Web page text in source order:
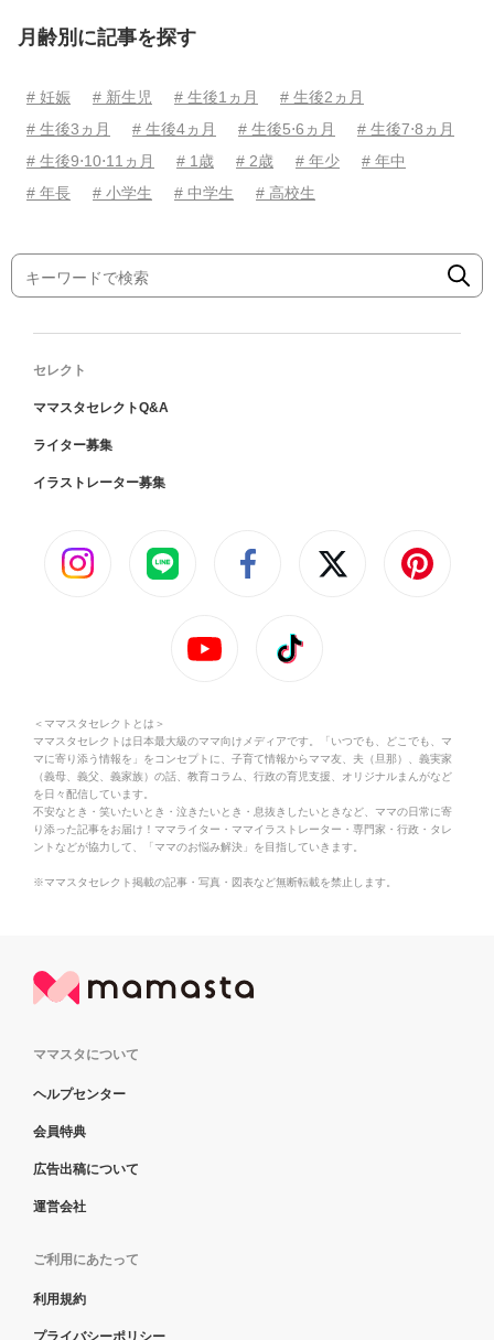
月齢別に記事を探す
# 妊娠 # 新生児 # 生後1ヵ月
# 生後2ヵ月
# 生後3ヵ月
# 生後4ヵ月 # 生後5⋅6ヵ月
# 生後7⋅8ヵ月
# 生後9⋅10⋅11ヵ月
# 1歳 # 2歳 # 年少
# 年中
# 年長
# 小学生 # 中学生 # 高校生
セレクト
ママスタセレクトQ&A
ライター募集
イラストレーター募集
＜ママスタセレクトとは＞
ママスタセレクトは日本最大級のママ向けメディアです。「いつでも、どこでも、マ
マに寄り添う情報を」をコンセプトに、子育て情報からママ友、夫（旦那）、義実家
（義母、義父、義家族）の話、教育コラム、行政の育児支援、オリジナルまんがなど
を日々配信しています。
不安なとき・笑いたいとき・泣きたいとき・息抜きしたいときなど、ママの日常に寄
り添った記事をお届け！ママライター・ママイラストレーター・専門家・行政・タレ
ントなどが協力して、「ママのお悩み解決」を目指していきます。
※ママスタセレクト掲載の記事・写真・図表など無断転載を禁止します。
ママスタについて
ヘルプセンター
会員特典
広告出稿について
運営会社
ご利用にあたって
利用規約